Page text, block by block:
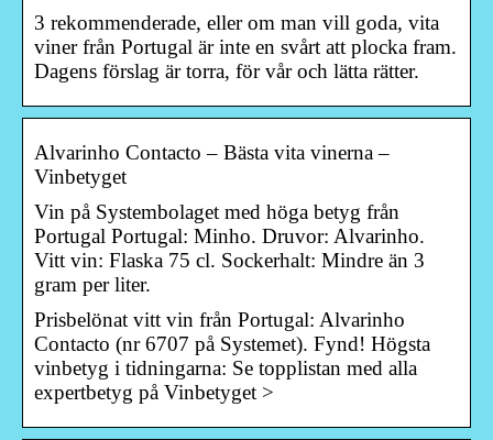
3 rekommenderade, eller om man vill goda, vita
viner från Portugal är inte en svårt att plocka fram.
Dagens förslag är torra, för vår och lätta rätter.
Alvarinho Contacto – Bästa vita vinerna –
Vinbetyget
Vin på Systembolaget med höga betyg från
Portugal Portugal: Minho. Druvor: Alvarinho.
Vitt vin: Flaska 75 cl. Sockerhalt: Mindre än 3
gram per liter.
Prisbelönat vitt vin från Portugal: Alvarinho
Contacto (nr 6707 på Systemet). Fynd! Högsta
vinbetyg i tidningarna: Se topplistan med alla
expertbetyg på Vinbetyget >